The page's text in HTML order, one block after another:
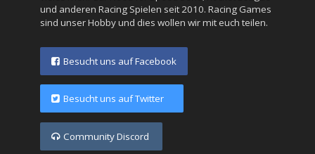
und anderen Racing Spielen seit 2010. Racing Games
sind unser Hobby und dies wollen wir mit euch teilen.
Besucht uns auf Facebook
Besucht uns auf Twitter
Community Discord